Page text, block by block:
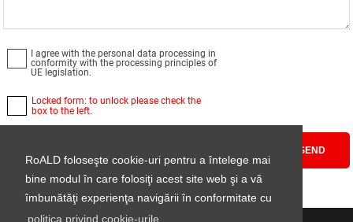
RoALD foloseşte cookie-uri pentru a întelege mai
bine modul în care folosiţi acest site web şi a vă
îmbunătăţi experienţa navigării în conformitate cu
politica privind cookie-urile
I agree withthe personal data processing in
conformity with the processing principles of
UE legislation.
Locked form: to unlock please check the
box to the left.
SEND